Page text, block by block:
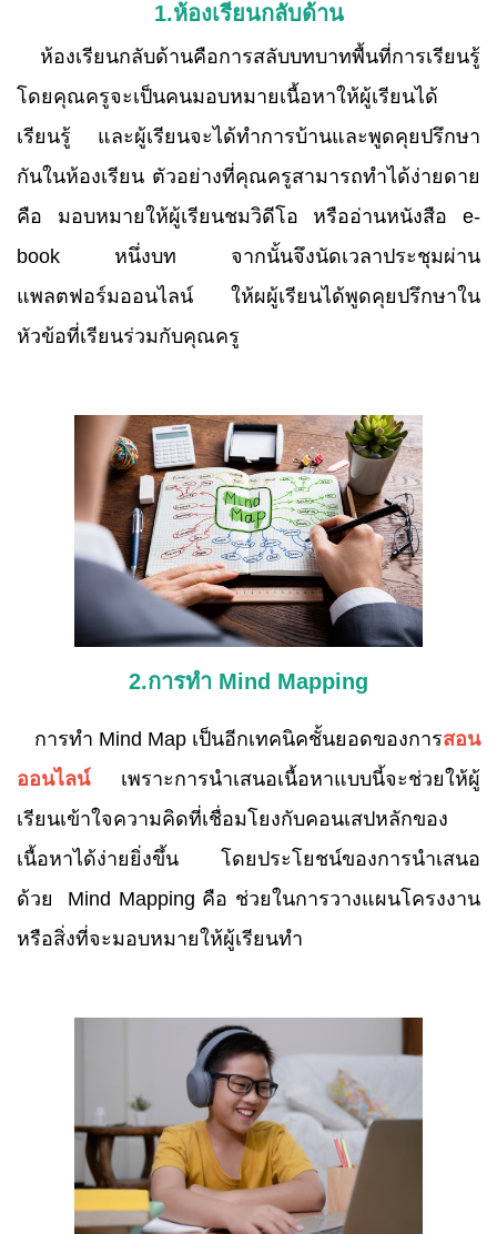
1.ห้องเรียนกลับด้าน
ห้องเรียนกลับด้านคือการสลับบทบาทพื้นที่การเรียนรู้
โดยคุณครูจะเป็นคนมอบหมายเนื้อหาให้ผู้เรียนได้
เรียนรู้ และผู้เรียนจะได้ทำการบ้านและพูดคุยปรึกษา
กันในห้องเรียน ตัวอย่างที่คุณครูสามารถทำได้ง่ายดาย
คือ มอบหมายให้ผู้เรียนชมวิดีโอ หรืออ่านหนังสือ e-
book หนึ่งบท จากนั้นจึงนัดเวลาประชุมผ่าน
แพลตฟอร์มออนไลน์ ให้ผผู้เรียนได้พูดคุยปรึกษาใน
หัวข้อที่เรียนร่วมกับคุณครู
2.การทำ Mind Mapping
การทำ Mind Map เป็นอีกเทคนิคชั้นยอดของการสอน
ออนไลน์เพราะการนำเสนอเนื้อหาแบบนี้จะช่วยให้ผู้
เรียนเข้าใจความคิดที่เชื่อมโยงกับคอนเสปหลักของ
เนื้อหาได้ง่ายยิ่งขึ้น โดยประโยชน์ของการนำเสนอ
ด้วย Mind Mapping คือ ช่วยในการวางแผนโครงงาน
หรือสิ่งที่จะมอบหมายให้ผู้เรียนทำ